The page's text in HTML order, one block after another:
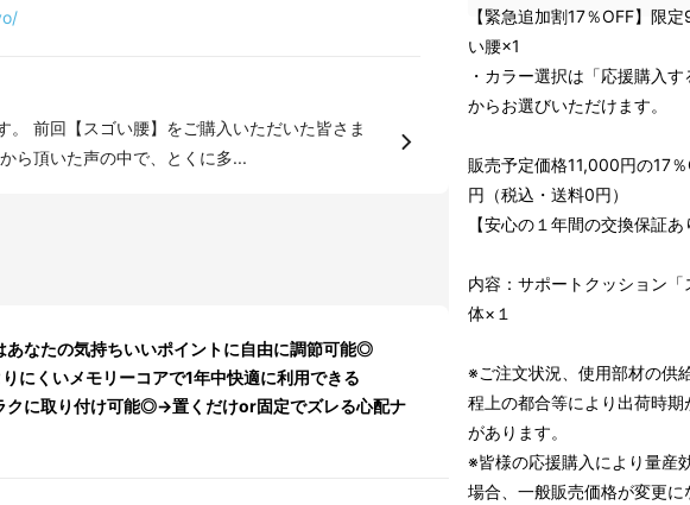
。 前回【スゴい腰】をご購入いただいた皆さま
知らせがあります。 皆さまから頂いた声の中で、とくに多...
あなたの気持ちいいポイントに自由に調節可能◎
にくいメモリーコアで1年中快適に利用できる
クに取り付け可能◎→置くだけor固定でズレる心配ナ
【緊急追加割17％OFF】限
い腰×1
・カラー選択は「応援購入
からお選びいただけます。
販売予定価格11,000円の17
円（税込・送料0円）
【安心の１年間の交換保証あ
内容：サポートクッション「
体×１
※ご注文状況、使用部材の供
程上の都合等により出荷時期
があります。
※皆様の応援購入により量産
場合、一般販売価格が変更に